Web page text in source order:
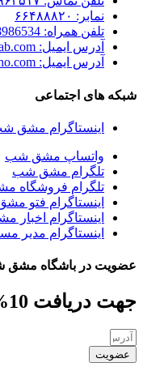
نمابر: ۶۶۴۸۸۸۲۰
تلفن همراه: 09128986534
آدرس ایمیل: info@mashghshab.com
آدرس ایمیل: Mashgheshab84@yaho.com
شبکه های اجتماعی
اینستاگرام مشق
واتساپ مشق شب
تلگرام مشق شب
تلگرام فروشگاه
اینستاگرام فتو
اینستاگرام
اینستاگرام
عضویت در باشگاه
جهت دریافت 10% تخفیف از کالاها و کلاس‌های مهارتی، کافه کتاب، جلسات و ... ایمیل خود را ارسال نمایید
عضویت